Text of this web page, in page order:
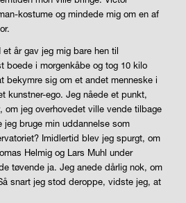
kostume og mindede mig om en af
år gav jeg mig bare hen til
boede i morgenkåbe og tog 10 kilo
bekymre sig om et andet menneske i
kunstner-ego. Jeg nåede et punkt,
om jeg overhovedet ville vende tilbage
bruge min uddannelse som
Imidlertid blev jeg spurgt, om
Helmig og Lars Muhl under
tøvende ja. Jeg anede dårlig nok, om
snart jeg stod deroppe, vidste jeg, at